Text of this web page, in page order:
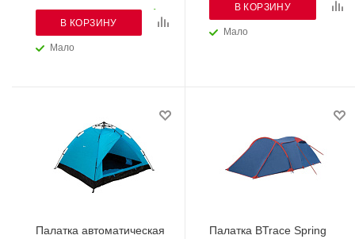
Мало
В КОРЗИНУ
Мало
В КОРЗИНУ
Палатка автоматическая
Палатка BTrace Spring